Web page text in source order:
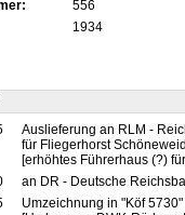
556
1934
Auslieferung an RLM -
für Fliegerhorst
[erhöhtes Führerhaus (?)
an DR - Deutsche
Umzeichnung in "Köf 5730"